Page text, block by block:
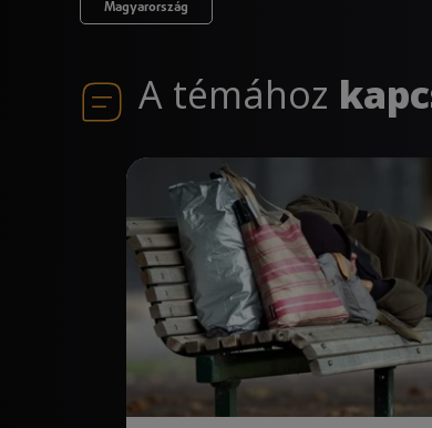
Magyarország
A témához